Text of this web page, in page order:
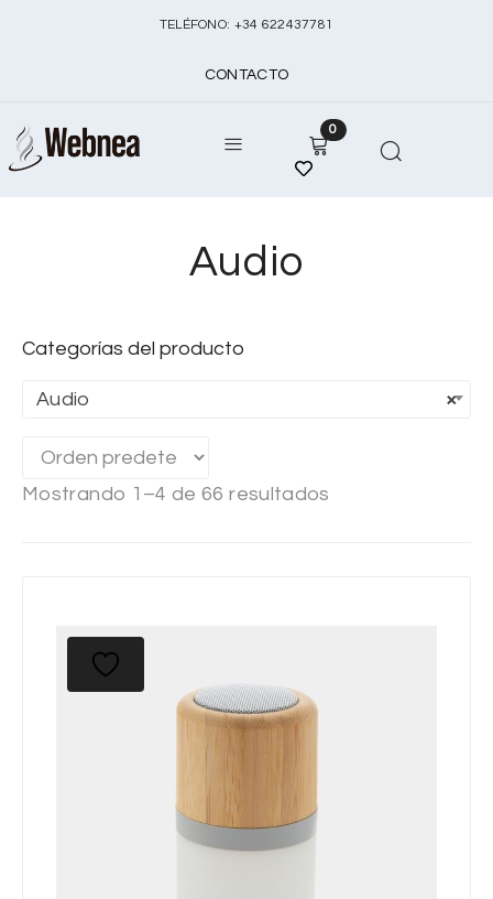
TELÉFONO: +34 622437781
CONTACTO
0
Audio
Categorías del producto
×
Audio
Mostrando 1–4 de 66 resultados